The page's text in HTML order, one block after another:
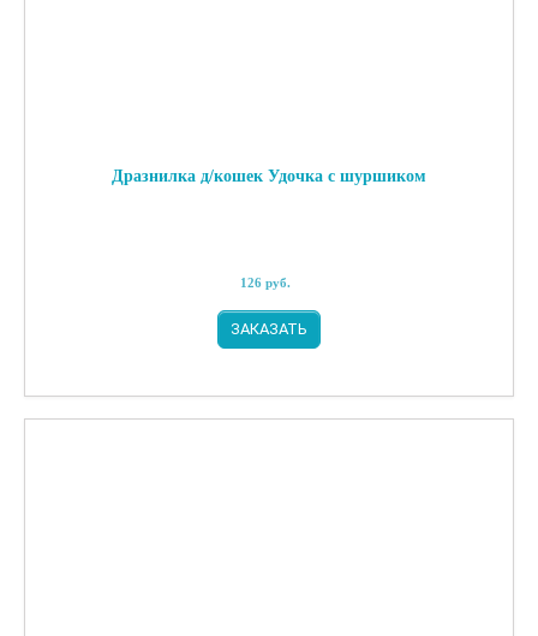
Дразнилка д/кошек Удочка с шуршиком
126 руб.
ЗАКАЗАТЬ